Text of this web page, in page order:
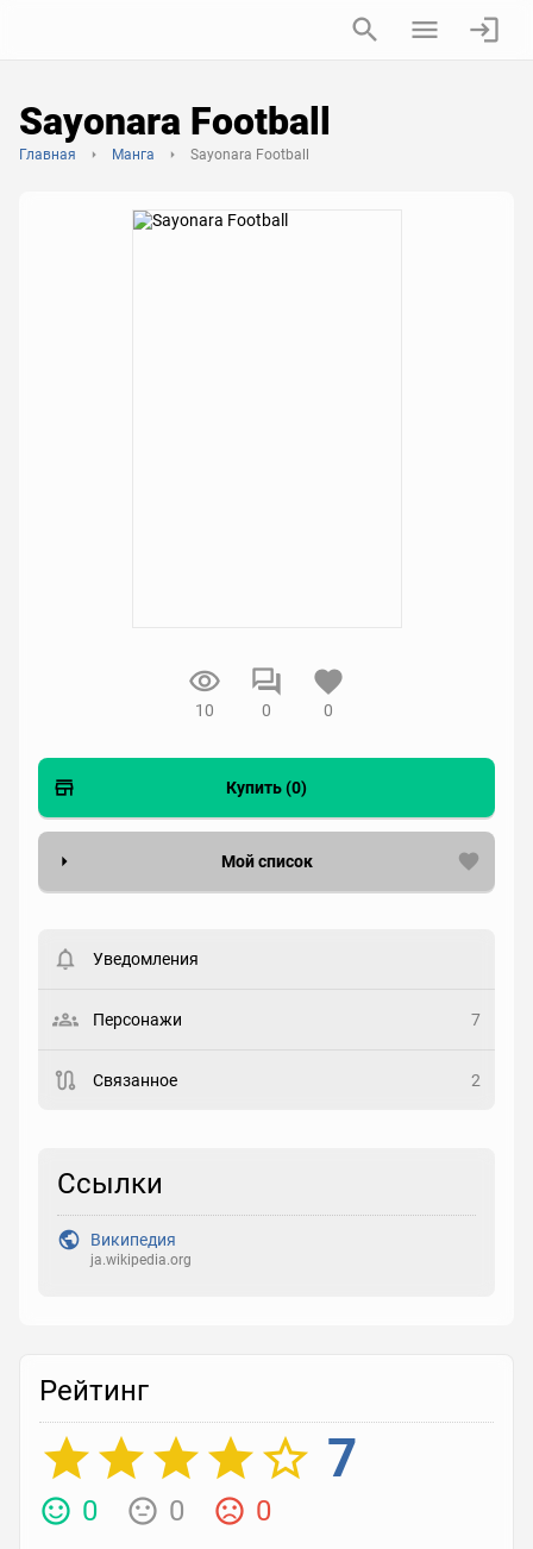
Sayonara Football
Главная Манга Sayonara Football
10 0 0
Купить (0)
Мой список
Статус
Реакция
Выберите реакцию
Уведомления
Персонажи 7
Связанное 2
Ссылки
Википедия
ja.wikipedia.org
Рейтинг
7
0 0 0